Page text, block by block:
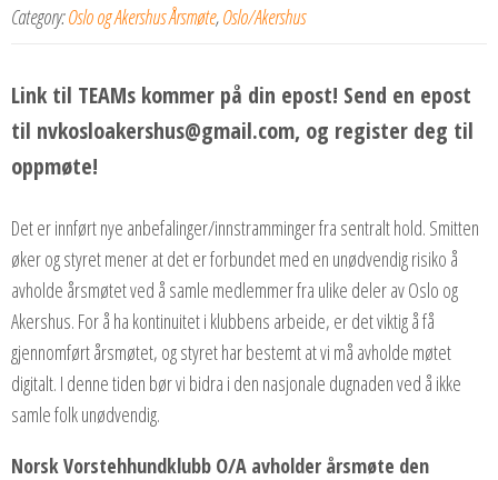
Category:Oslo og Akershus Årsmøte,Oslo/Akershus
Link til TEAMs kommer på din epost! Send en epost
til nvkosloakershus@gmail.com, og register deg til
oppmøte!
Det er innført nye anbefalinger/innstramminger fra sentralt hold. Smitten
øker og styret mener at det er forbundet med en unødvendig risiko å
avholde årsmøtet ved å samle medlemmer fra ulike deler av Oslo og
Akershus. For å ha kontinuitet i klubbens arbeide, er det viktig å få
gjennomført årsmøtet, og styret har bestemt at vi må avholde møtet
digitalt. I denne tiden bør vi bidra i den nasjonale dugnaden ved å ikke
samle folk unødvendig.
Norsk Vorstehhundklubb O/A avholder årsmøte den